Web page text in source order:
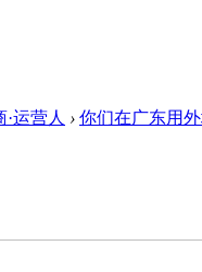
运营人 › 你们在广东用